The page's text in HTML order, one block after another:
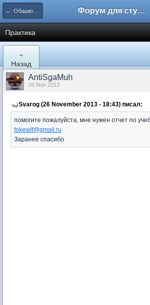
← Общаются экономисты Форум для студента СГА
Практика
«
Назад
AntiSgaMuh
26 Nov 2013
Svarog (26 November 2013 - 18:43) писал:
помогите пожалуйста, мне нужен отчет по
fokewlf@gmail.ru
Заранее спасибо